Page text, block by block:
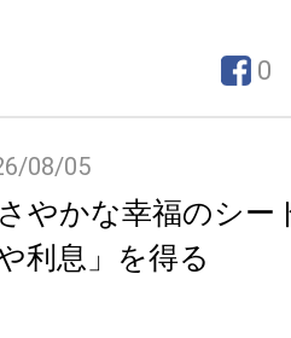
0
08/05
やかな幸福のシー
利息」を得る